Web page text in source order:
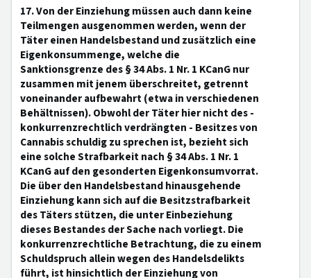
17. Von der Einziehung müssen auch dann keine
Teilmengen ausgenommen werden, wenn der
Täter einen Handelsbestand und zusätzlich eine
Eigenkonsummenge, welche die
Sanktionsgrenze des § 34 Abs. 1 Nr. 1 KCanG nur
zusammen mit jenem überschreitet, getrennt
voneinander aufbewahrt (etwa in verschiedenen
Behältnissen). Obwohl der Täter hier nicht des -
konkurrenzrechtlich verdrängten - Besitzes von
Cannabis schuldig zu sprechen ist, bezieht sich
eine solche Strafbarkeit nach § 34 Abs. 1 Nr. 1
KCanG auf den gesonderten Eigenkonsumvorrat.
Die über den Handelsbestand hinausgehende
Einziehung kann sich auf die Besitzstrafbarkeit
des Täters stützen, die unter Einbeziehung
dieses Bestandes der Sache nach vorliegt. Die
konkurrenzrechtliche Betrachtung, die zu einem
Schuldspruch allein wegen des Handelsdelikts
führt, ist hinsichtlich der Einziehung von